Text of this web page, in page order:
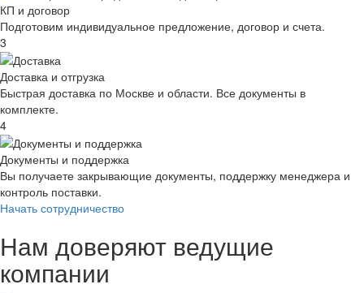
КП и договор
Подготовим индивидуальное предложение, договор и счета.
3
Доставка и отгрузка
Быстрая доставка по Москве и области. Все документы в
комплекте.
4
Документы и поддержка
Вы получаете закрывающие документы, поддержку менеджера и
контроль поставки.
Начать сотрудничество
Нам доверяют ведущие
компании